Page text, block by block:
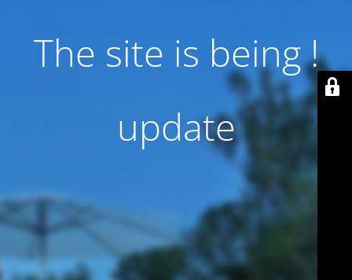
! The site is being
update